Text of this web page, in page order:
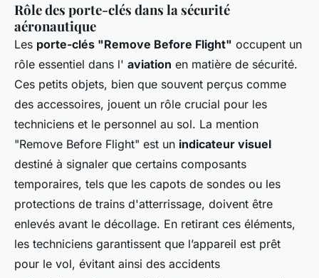
Rôle des porte-clés dans la sécurité
aéronautique
Les porte-clés "Remove Before Flight" occupent un
rôle essentiel dans l' aviation en matière de sécurité.
Ces petits objets, bien que souvent perçus comme
des accessoires, jouent un rôle crucial pour les
techniciens et le personnel au sol. La mention
"Remove Before Flight" est un indicateur visuel
destiné à signaler que certains composants
temporaires, tels que les capots de sondes ou les
protections de trains d'atterrissage, doivent être
enlevés avant le décollage. En retirant ces éléments,
les techniciens garantissent que l’appareil est prêt
pour le vol, évitant ainsi des accidents